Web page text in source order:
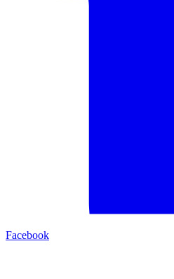
Facebook